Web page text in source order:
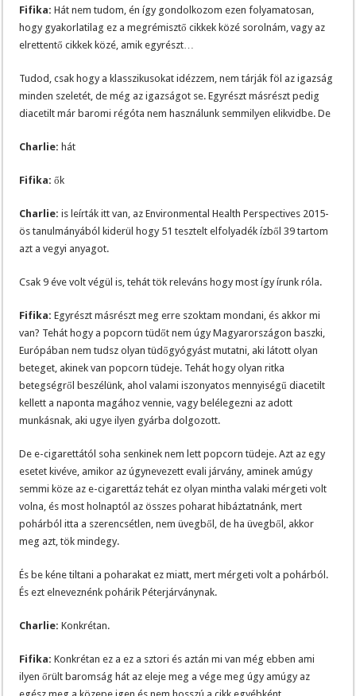
Fifika: Hát nem tudom, én így gondolkozom ezen folyamatosan,
hogy gyakorlatilag ez a megrémisztő cikkek közé sorolnám, vagy az
elrettentő cikkek közé, amik egyrészt…
Tudod, csak hogy a klasszikusokat idézzem, nem tárják föl az igazság
minden szeletét, de még az igazságot se. Egyrészt másrészt pedig
diacetilt már baromi régóta nem használunk semmilyen elikvidbe. De
Charlie: hát
Fifika: ők
Charlie: is leírták itt van, az Environmental Health Perspectives 2015-
ös tanulmányából kiderül hogy 51 tesztelt elfolyadék ízből 39 tartom
azt a vegyi anyagot.
Csak 9 éve volt végül is, tehát tök releváns hogy most így írunk róla.
Fifika: Egyrészt másrészt meg erre szoktam mondani, és akkor mi
van? Tehát hogy a popcorn tüdőt nem úgy Magyarországon baszki,
Európában nem tudsz olyan tüdőgyógyást mutatni, aki látott olyan
beteget, akinek van popcorn tüdeje. Tehát hogy olyan ritka
betegségről beszélünk, ahol valami iszonyatos mennyiségű diacetilt
kellett a naponta magához vennie, vagy belélegezni az adott
munkásnak, aki ugye ilyen gyárba dolgozott.
De e-cigarettától soha senkinek nem lett popcorn tüdeje. Azt az egy
esetet kivéve, amikor az úgynevezett evali járvány, aminek amúgy
semmi köze az e-cigarettáz tehát ez olyan mintha valaki mérgeti volt
volna, és most holnaptól az összes poharat hibáztatnánk, mert
pohárból itta a szerencsétlen, nem üvegből, de ha üvegből, akkor
meg azt, tök mindegy.
És be kéne tiltani a poharakat ez miatt, mert mérgeti volt a pohárból.
És ezt elneveznénk pohárik Péterjárványnak.
Charlie: Konkrétan.
Fifika: Konkrétan ez a ez a sztori és aztán mi van még ebben ami
ilyen őrült baromság hát az eleje meg a vége meg úgy amúgy az